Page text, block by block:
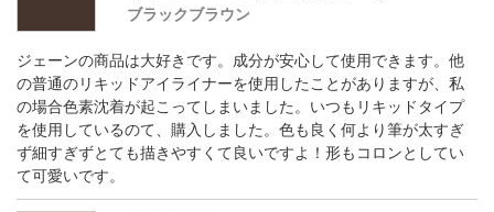
ブラックブラウン
ジェーンの商品は大好きです。成分が安心して使用できます。他
の普通のリキッドアイライナーを使用したことがありますが、私
の場合色素沈着が起こってしまいました。いつもリキッドタイプ
を使用しているのて、購入しました。色も良く何より筆が太すぎ
ず細すぎずとても描きやすくて良いですよ！形もコロンとしてい
て可愛いです。